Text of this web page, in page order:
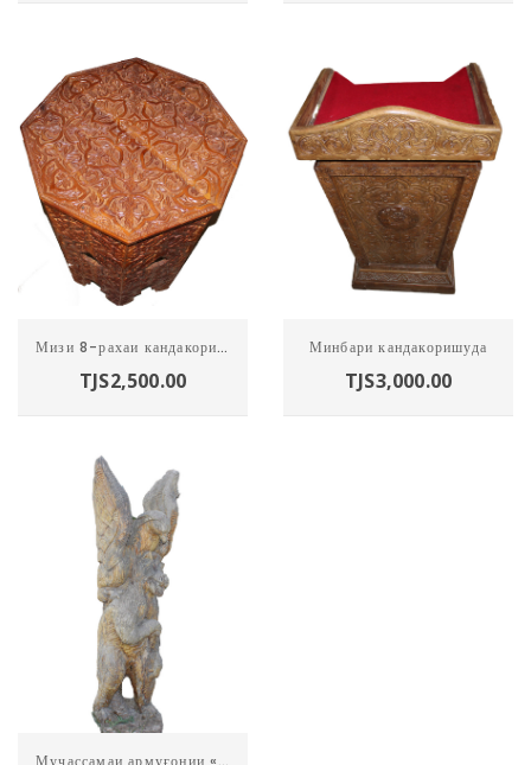
Харидан
Мизи 8-рахаи кандакоришуда
TJS2,500.00
Харидан
Минбари кандакоришуда
TJS3,000.00
Харидан